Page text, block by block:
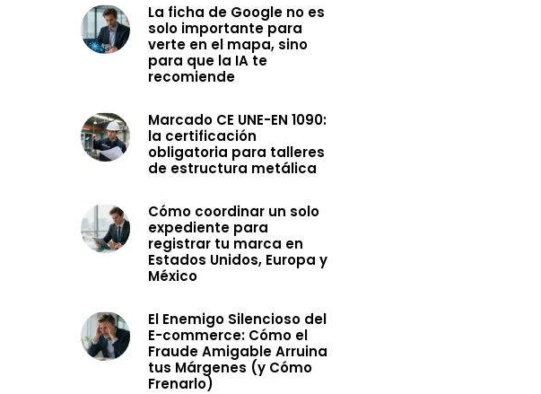
La ficha de Google no es
solo importante para
verte en el mapa, sino
para que la IA te
recomiende
Marcado CE UNE-EN 1090:
la certificación
obligatoria para talleres
de estructura metálica
Cómo coordinar un solo
expediente para
registrar tu marca en
Estados Unidos, Europa y
México
El Enemigo Silencioso del
E-commerce: Cómo el
Fraude Amigable Arruina
tus Márgenes (y Cómo
Frenarlo)